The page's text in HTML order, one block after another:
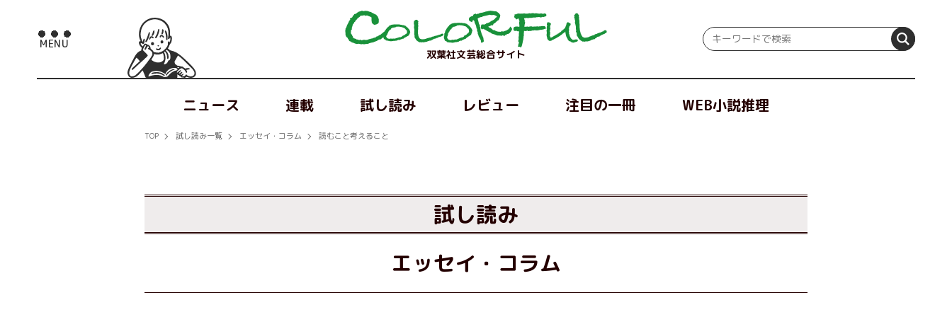
双葉社文芸総合サイト
ニュース 連載 試し読み レビュー 注目の一冊 WEB小説推理
TOP 試し読み一覧 エッセイ・コラム 読むこと考えること
試し読み
エッセイ・コラム